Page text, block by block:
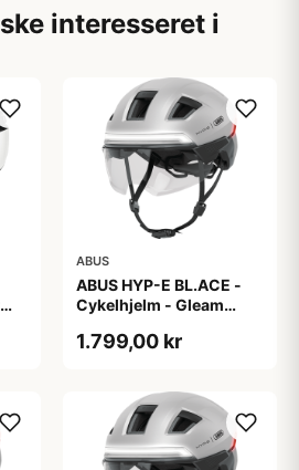
interesseret i
ABUS
ABUS HYP-E BL.ACE -
Cykelhjelm - Gleam
1.799,00 kr